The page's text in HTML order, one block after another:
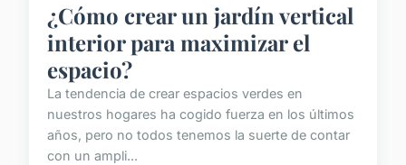
¿Cómo crear un jardín vertical
interior para maximizar el
espacio?
La tendencia de crear espacios verdes en
nuestros hogares ha cogido fuerza en los últimos
años, pero no todos tenemos la suerte de contar
con un ampli...